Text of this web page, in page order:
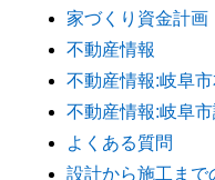
家づくり資金計画
不動産情報
不動産情報:岐阜市
不動産情報:岐阜
よくある質問
設計から施工まで